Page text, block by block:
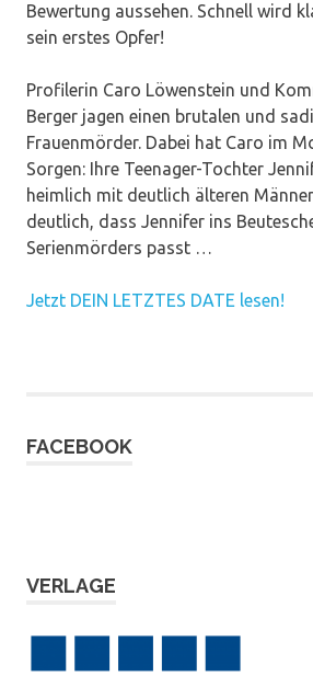
Bewertung aussehen. Schnell wird
sein erstes Opfer!
Profilerin Caro Löwenstein und
Berger jagen einen brutalen und
Frauenmörder. Dabei hat Caro im
Sorgen: Ihre Teenager-Tochter
heimlich mit deutlich älteren
deutlich, dass Jennifer ins
Serienmörders passt …
Jetzt DEIN LETZTES DATE lesen!
FACEBOOK
VERLAGE